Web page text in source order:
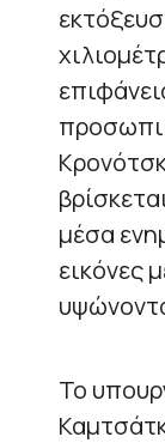
μέσα
εικόνες
Το